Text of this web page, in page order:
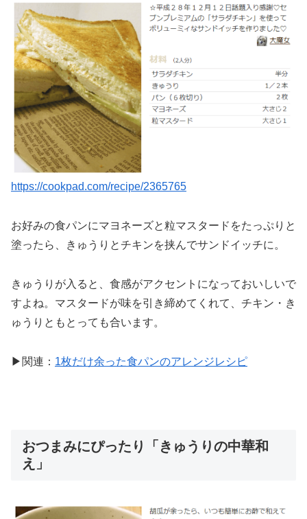
https://cookpad.com/recipe/2365765
お好みの食パンにマヨネーズと粒マスタードをたっぷりと
塗ったら、きゅうりとチキンを挟んでサンドイッチに。
きゅうりが入ると、食感がアクセントになっておいしいで
すよね。マスタードが味を引き締めてくれて、チキン・き
ゅうりともとっても合います。
▶関連： 1枚だけ余った食パンのアレンジレシピ
おつまみにぴったり「きゅうりの中華和
え」